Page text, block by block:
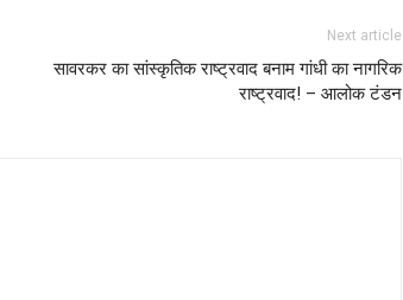
Next article
सावरकर का सांस्कृतिक राष्ट्रवाद बनाम गांधी का नागरिक
राष्ट्रवाद! – आलोक टंडन